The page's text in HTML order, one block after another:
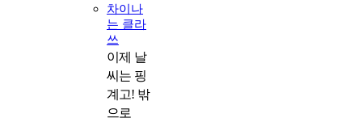
차이나
는 클라
쓰
이제 날
씨는 핑
계고! 밖
으로